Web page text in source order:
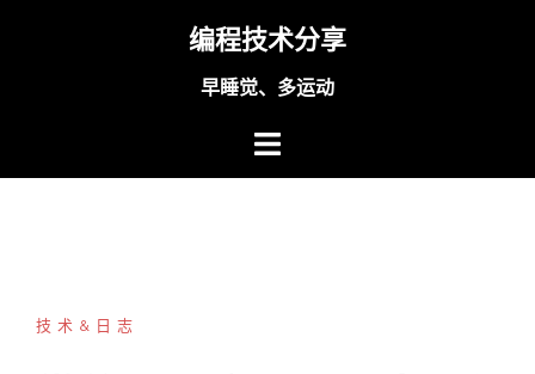
编程技术分享
早睡觉、多运动
技术&日志